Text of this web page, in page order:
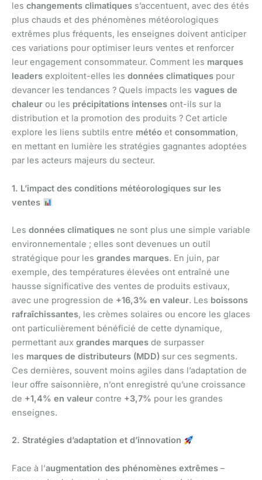
les changements climatiques s’accentuent, avec des étés
plus chauds et des phénomènes météorologiques
extrêmes plus fréquents, les enseignes doivent anticiper
ces variations pour optimiser leurs ventes et renforcer
leur engagement consommateur. Comment les marques
leaders exploitent-elles les données climatiques pour
devancer les tendances ? Quels impacts les vagues de
chaleur ou les précipitations intenses ont-ils sur la
distribution et la promotion des produits ? Cet article
explore les liens subtils entre météo et consommation,
en mettant en lumière les stratégies gagnantes adoptées
par les acteurs majeurs du secteur.
1. L’impact des conditions météorologiques sur les
ventes
Les données climatiques ne sont plus une simple variable
environnementale ; elles sont devenues un outil
stratégique pour les grandes marques. En juin, par
exemple, des températures élevées ont entraîné une
hausse significative des ventes de produits estivaux,
avec une progression de +16,3% en valeur. Les boissons
rafraîchissantes, les crèmes solaires ou encore les glaces
ont particulièrement bénéficié de cette dynamique,
permettant aux grandes marques de surpasser
les marques de distributeurs (MDD) sur ces segments.
Ces dernières, souvent moins agiles dans l’adaptation de
leur offre saisonnière, n’ont enregistré qu’une croissance
de +1,4% en valeur contre +3,7% pour les grandes
enseignes.
2. Stratégies d’adaptation et d’innovation
Face à l’augmentation des phénomènes extrêmes –